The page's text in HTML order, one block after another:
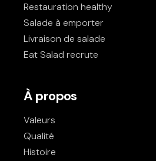
Restauration healthy
Salade à emporter
Livraison de salade
Eat Salad recrute
À propos
Valeurs
Qualité
Histoire